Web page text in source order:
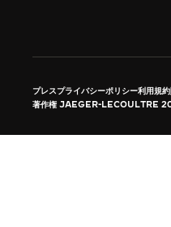
THE SOUND
プレスプライバシーポリシー利用規約
著作権 JAEGER-LECOULTRE